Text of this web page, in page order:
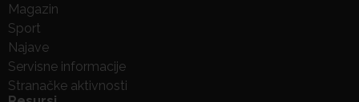
Magazin
Sport
Najave
Servisne informacije
Stranačke aktivnosti